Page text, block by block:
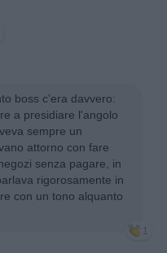
boss c'era davvero:
a presidiare l'angolo
sempre un
attorno con fare
senza pagare, in
rigorosamente in
con un tono alquanto
1